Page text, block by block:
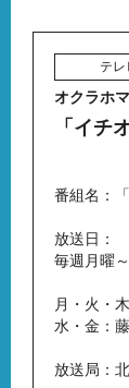
テレ
オクラホマ
「イチ
番組名：
放送日：
毎週月曜
月・火・
水・金：
放送局：